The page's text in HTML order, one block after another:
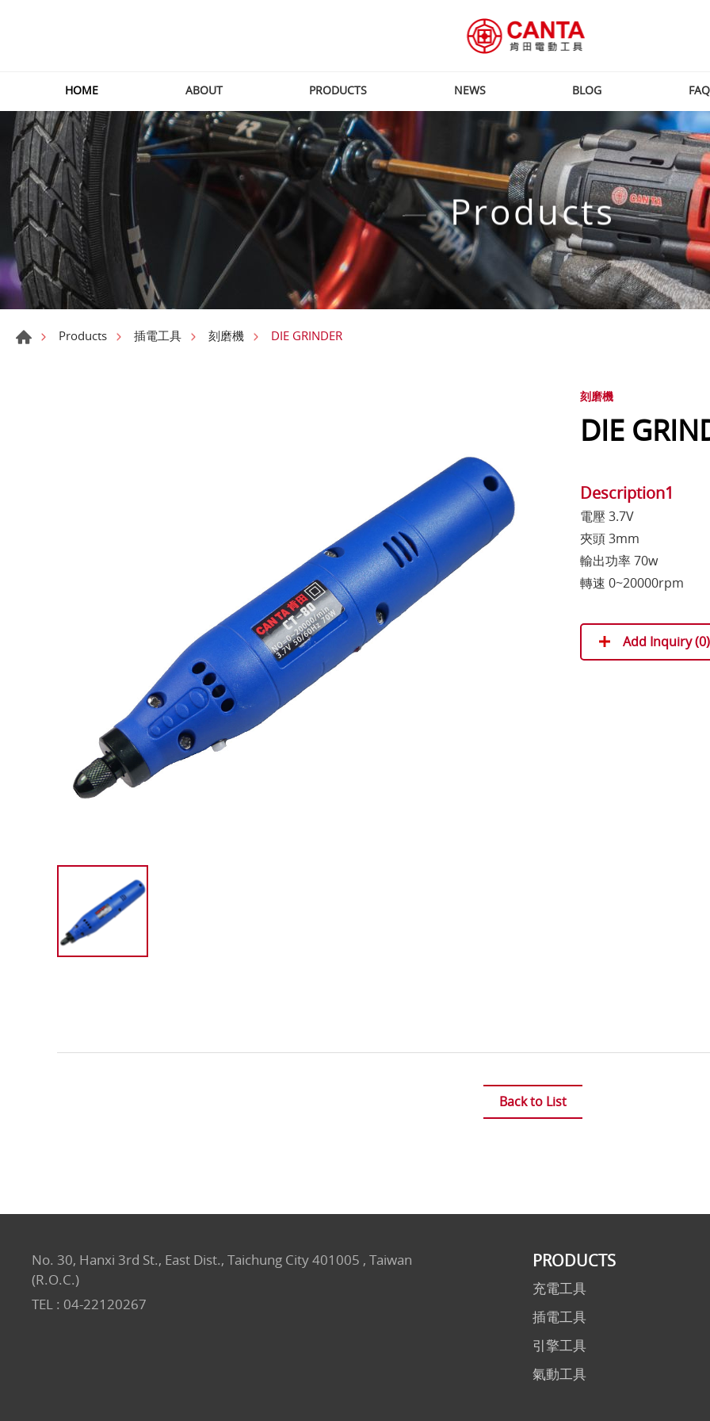
HOME ABOUT PRODUCTS NEWS BLOG FAQ
Products
Products 插電工具 刻磨機 DIE GRINDER
刻磨機
DIE
Description1
電壓 3.7V
夾頭 3mm
輸出功率 70w
轉速 0~20000rpm
Add Inquiry (0)
Back to List
PRODUCTS
充電工具
插電工具
引擎工具
氣動工具
No. 30, Hanxi 3rd St., East Dist., Taichung City 401005 , Taiwan
(R.O.C.)
TEL : 04-22120267